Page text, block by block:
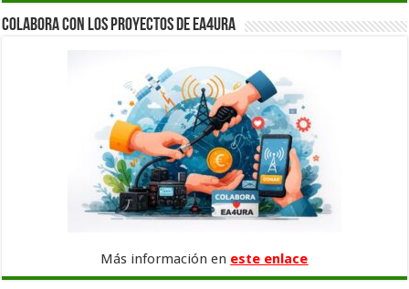
Colabora con los proyectos de EA4URA
Más información en este enlace